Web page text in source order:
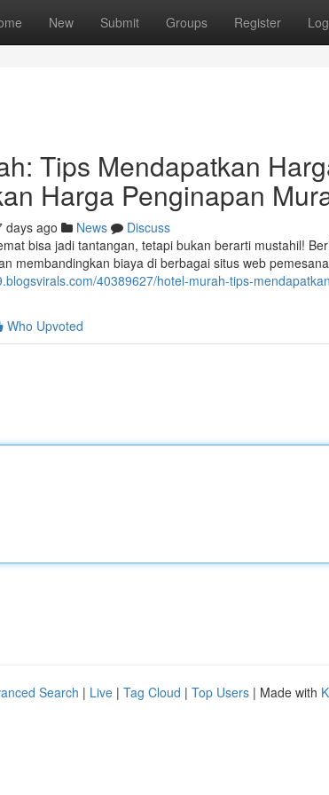
New Submit Groups Register
Tips Mendapatkan
Harga Penginapan
days ago News
Discuss
bisa jadi tantangan, tetapi bukan berarti mustahil!
membandingkan biaya di berbagai situs web
40389627/hotel-murah-tips-
Who Upvoted
Search | Live | Tag Cloud | Top Users | Made with